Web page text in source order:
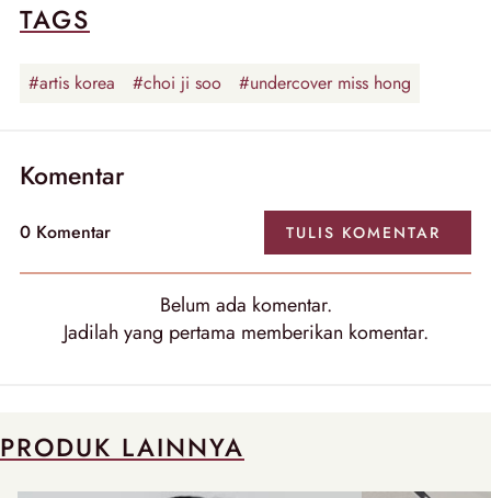
TAGS
#artis korea #choi ji soo #undercover miss hong
Komentar
0 Komentar TULIS KOMENTAR
Belum ada komentar.
Jadilah yang pertama memberikan komentar.
PRODUK LAINNYA